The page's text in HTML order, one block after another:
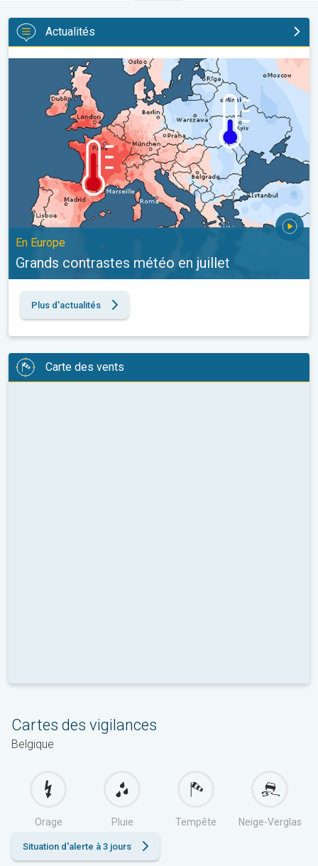
Actualités
Grands contrastes météo en juillet. En Europe. . .
En Europe
Grands contrastes météo en juillet
Plus d'actualités
Carte des vents
Cartes des vigilances
Belgique
Orage Pluie Tempête Neige-Verglas
Situation d'alerte à 3 jours